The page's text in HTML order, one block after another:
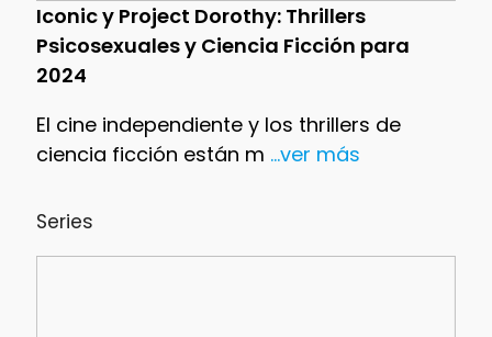
Iconic y Project Dorothy: Thrillers
Psicosexuales y Ciencia Ficción para
2024
El cine independiente y los thrillers de
ciencia ficción están m ...ver más
Series